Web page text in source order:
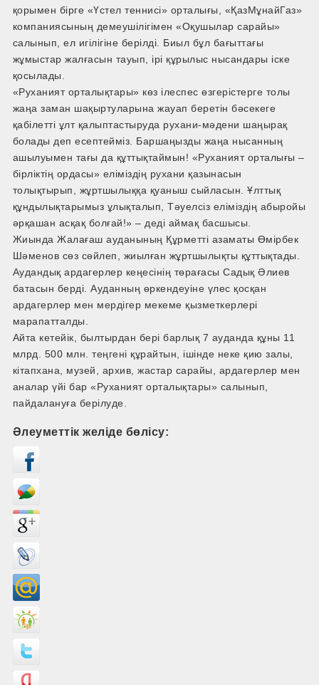
қорымен бірге «Үстел теннисі» орталығы, «ҚазМұнайГаз»
компаниясының демеушілігімен «Оқушылар сарайы»
салынып, ел игілігіне берілді. Биыл бұл бағыттағы
жұмыстар жалғасын тауып, ірі құрылыс нысандары іске
қосылады.
«Руханият орталықтары» көз ілеспес өзгерістерге толы
жаңа заман шақыртуларына жауап беретін бәсекеге
қабілетті ұлт қалыптастыруда рухани-мәдени шаңырақ
болады деп есептейміз. Баршаңызды жаңа нысанның
ашылуымен тағы да құттықтаймын! «Руханият орталығы –
бірліктің ордасы» еліміздің рухани қазынасын
толықтырып, жұртшылыққа қуаныш сыйласын. Ұлттық
құндылықтарымыз ұлықталып, Тәуелсіз еліміздің абыройы
әрқашан асқақ болғай!» – деді аймақ басшысы.
​​Жиында Жалағаш ауданының Құрметті азаматы Өмірбек
Шәменов сөз сөйлеп, жиылған жұртшылықты құттықтады.
Аудандық ардагерлер кеңесінің төрағасы Садық Әлиев
батасын берді. Ауданның өркендеуіне үлес қосқан
ардагерлер мен мердігер мекеме қызметкерлері
марапатталды.
Айта кетейік, былтырдан бері барлық 7 ауданда құны 11
млрд. 500 млн. теңгені құрайтын, ішінде неке қию залы,
кітапхана, музей, архив, жастар сарайы, ардагерлер мен
аналар үйі бар «Руханият орталықтары» салынып,
пайдалануға берілуде.
Әлеуметтік желіде бөлісу: